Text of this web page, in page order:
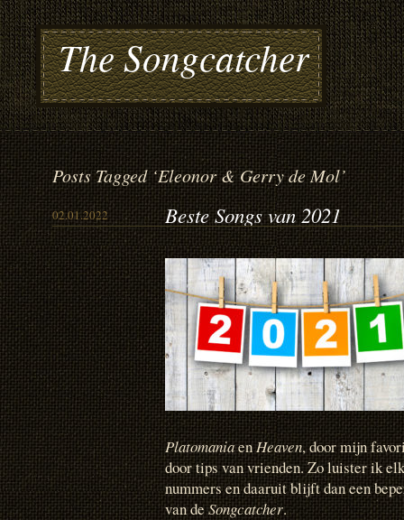
The Songcatcher
Posts Tagged ‘Eleonor & Gerry de Mol’
02.01.2022 Beste Songs van 2021
PlatomaniaenHeaven, door mijn
door tips van vrienden. Zo luister ik
nummers en daaruit blijft dan een
van deSongcatcher.